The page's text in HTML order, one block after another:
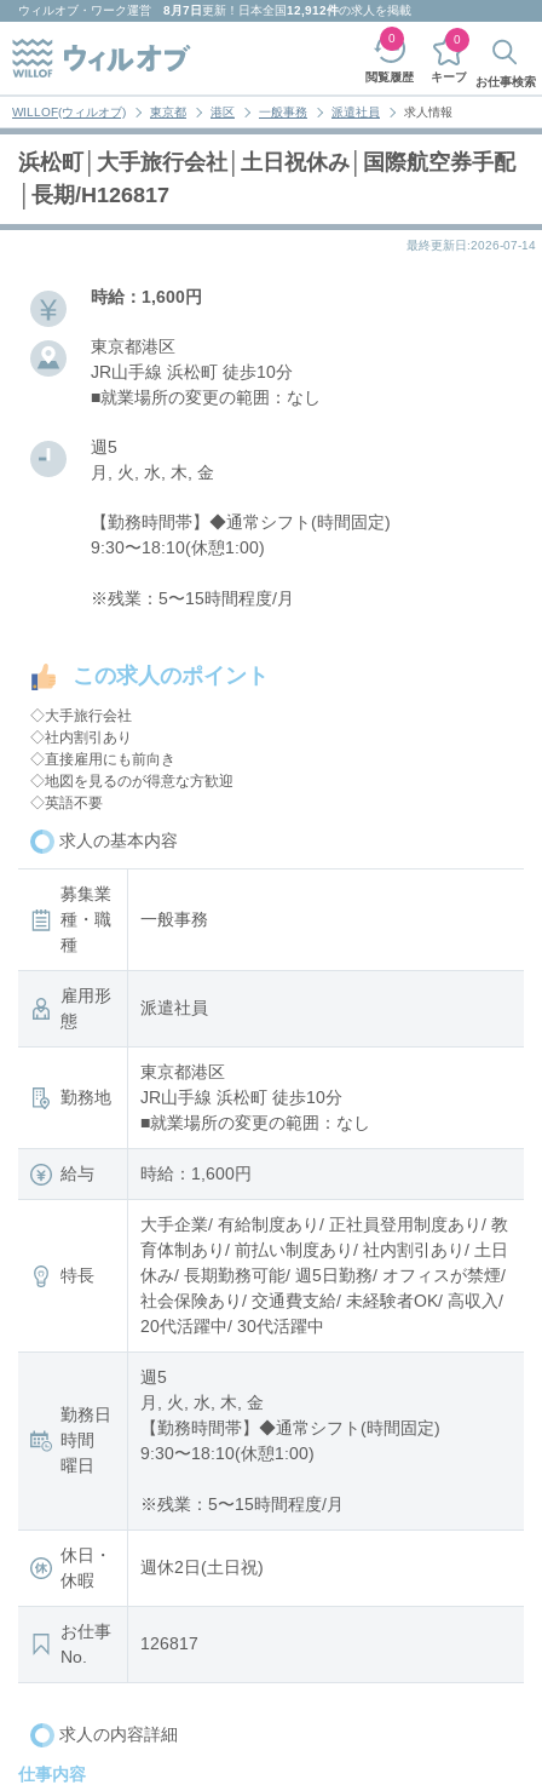
ウィルオブ・ワーク運営 8月7日更新！日本全国12,912件の求人を掲載
閲覧履歴
0
キープ
0
お仕事検索
WILLOF(ウィルオブ) 東京都 港区 一般事務 派遣社員 求人情報
浜松町│大手旅行会社│土日祝休み│国際航空券手配
│長期/H126817
最終更新日:2026-07-14
時給：1,600円
東京都港区
JR山手線 浜松町 徒歩10分
■就業場所の変更の範囲：なし
週5
月, 火, 水, 木, 金
【勤務時間帯】◆通常シフト(時間固定)
9:30〜18:10(休憩1:00)
※残業：5〜15時間程度/月
この求人のポイント
◇大手旅行会社
◇社内割引あり
◇直接雇用にも前向き
◇地図を見るのが得意な方歓迎
◇英語不要
求人の基本内容
募集業
種・職
種
一般事務
雇用形
態
派遣社員
勤務地
東京都港区
JR山手線 浜松町 徒歩10分
■就業場所の変更の範囲：なし
給与 時給：1,600円
特長
大手企業/ 有給制度あり/ 正社員登用制度あり/ 教
育体制あり/ 前払い制度あり/ 社内割引あり/ 土日
休み/ 長期勤務可能/ 週5日勤務/ オフィスが禁煙/
社会保険あり/ 交通費支給/ 未経験者OK/ 高収入/
20代活躍中/ 30代活躍中
勤務日
時間
曜日
週5
月, 火, 水, 木, 金
【勤務時間帯】◆通常シフト(時間固定)
9:30〜18:10(休憩1:00)
※残業：5〜15時間程度/月
休日・
休暇
週休2日(土日祝)
お仕事
No.
126817
求人の内容詳細
仕事内容